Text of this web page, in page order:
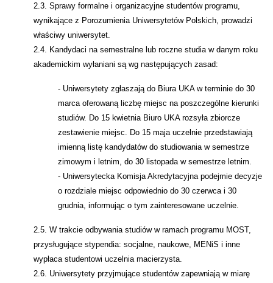
2.3. Sprawy formalne i organizacyjne studentów programu,
wynikające z Porozumienia Uniwersytetów Polskich, prowadzi
właściwy uniwersytet.
2.4. Kandydaci na semestralne lub roczne studia w danym roku
akademickim wyłaniani są wg następujących zasad:
- Uniwersytety zgłaszają do Biura UKA w terminie do 30
marca oferowaną liczbę miejsc na poszczególne kierunki
studiów. Do 15 kwietnia Biuro UKA rozsyła zbiorcze
zestawienie miejsc. Do 15 maja uczelnie przedstawiają
imienną listę kandydatów do studiowania w semestrze
zimowym i letnim, do 30 listopada w semestrze letnim.
- Uniwersytecka Komisja Akredytacyjna podejmie decyzje
o rozdziale miejsc odpowiednio do 30 czerwca i 30
grudnia, informując o tym zainteresowane uczelnie.
2.5. W trakcie odbywania studiów w ramach programu MOST,
przysługujące stypendia: socjalne, naukowe, MENiS i inne
wypłaca studentowi uczelnia macierzysta.
2.6. Uniwersytety przyjmujące studentów zapewniają w miarę